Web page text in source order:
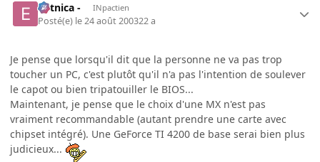
- etnica - INpactien
Posté(e) le 24 août 200322 a
Je pense que lorsqu'il dit que la personne ne va pas trop
toucher un PC, c'est plutôt qu'il n'a pas l'intention de soulever
le capot ou bien tripatouiller le BIOS...
Maintenant, je pense que le choix d'une MX n'est pas
vraiment recommandable (autant prendre une carte avec
chipset intégré). Une GeForce TI 4200 de base serai bien plus
judicieux...